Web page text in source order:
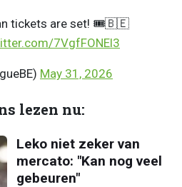
tickets are set! 🎟️🇧🇪
7VgfFONEl3
May 31, 2026
lezen nu:
Leko niet zeker van
mercato: "Kan nog veel
gebeuren"